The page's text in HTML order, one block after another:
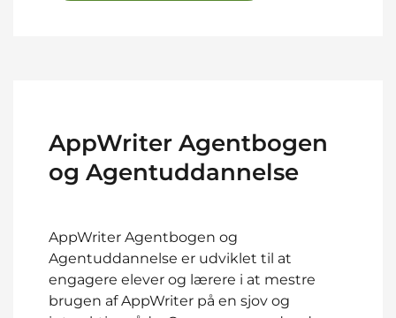
AppWriter Agentbogen
og Agentuddannelse
AppWriter Agentbogen og
Agentuddannelse er udviklet til at
engagere elever og lærere i at mestre
brugen af AppWriter på en sjov og